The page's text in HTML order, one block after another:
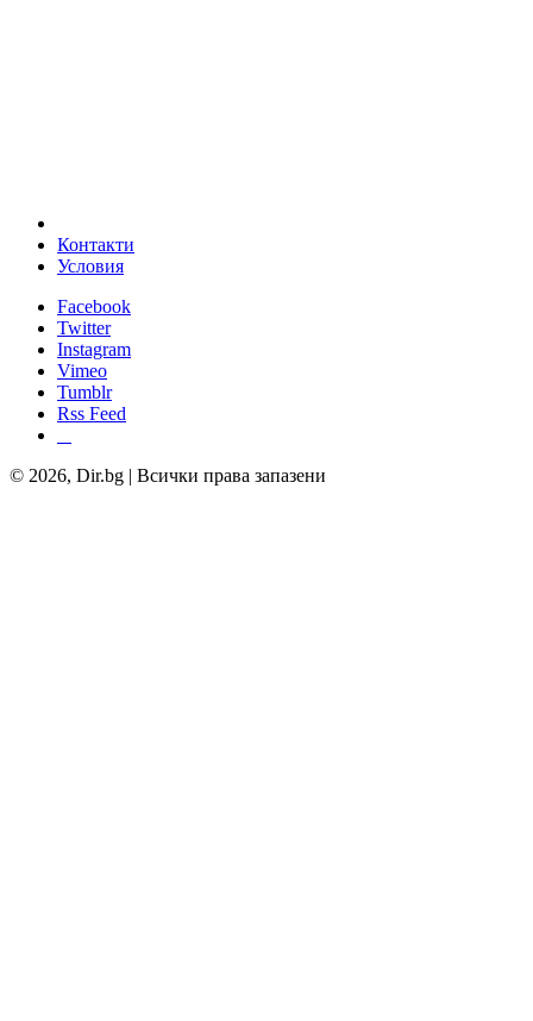
Контакти
Условия
Facebook
Twitter
Instagram
Vimeo
Tumblr
Rss Feed
© 2026, Dir.bg | Всички права запазени